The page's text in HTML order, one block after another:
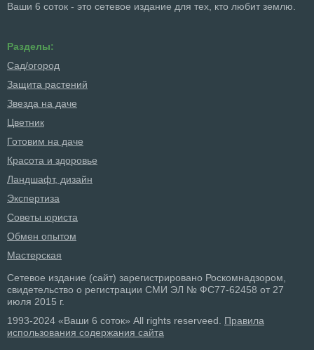
Ваши 6 соток - это сетевое издание для тех, кто любит землю.
Разделы:
Сад/огород
Защита растений
Звезда на даче
Цветник
Готовим на даче
Красота и здоровье
Ландшафт, дизайн
Экспертиза
Советы юриста
Обмен опытом
Мастерская
Сетевое издание (сайт) зарегистрировано Роскомнадзором,
свидетельство о регистрации СМИ ЭЛ № ФС77-62458 от 27
июля 2015 г.
1993-2024 «Ваши 6 соток» All rights reserveed. Правила
использования содержания сайта